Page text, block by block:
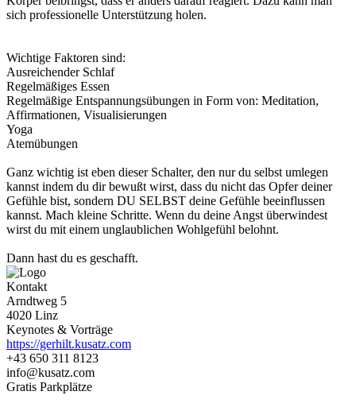
sich professionelle Unterstützung holen.
Wichtige Faktoren sind:
Ausreichender Schlaf
Regelmäßiges Essen
Regelmäßige Entspannungsübungen in Form von: Meditation,
Affirmationen, Visualisierungen
Yoga
Atemübungen
Ganz wichtig ist eben dieser Schalter, den nur du selbst umlegen
kannst indem du dir bewußt wirst, dass du nicht das Opfer deiner
Gefühle bist, sondern DU SELBST deine Gefühle beeinflussen
kannst. Mach kleine Schritte. Wenn du deine Angst überwindest
wirst du mit einem unglaublichen Wohlgefühl belohnt.
Dann hast du es geschafft.
Kontakt
Arndtweg 5
4020 Linz
Keynotes & Vorträge
https://gerhilt.kusatz.com
+43 650 311 8123
info@kusatz.com
Gratis Parkplätze